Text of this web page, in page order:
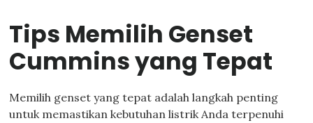
Tips Memilih Genset
Cummins yang Tepat
Memilih genset yang tepat adalah langkah penting
untuk memastikan kebutuhan listrik Anda terpenuhi